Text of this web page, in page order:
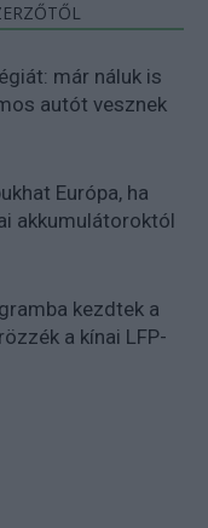
már náluk is
autót vesznek
Európa, ha
akkumulátoroktól
kezdtek a
a kínai LFP-